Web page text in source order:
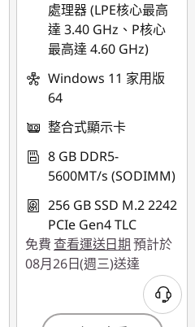
處理器 (LPE核心最高
達 3.40 GHz、P核心
最高達 4.60 GHz)
Windows 11 家用版
64
整合式顯示卡
8 GB DDR5-
5600MT/s (SODIMM)
256 GB SSD M.2 2242
PCIe Gen4 TLC
免費 查看運送日期預計於
08月26日(週三)送達